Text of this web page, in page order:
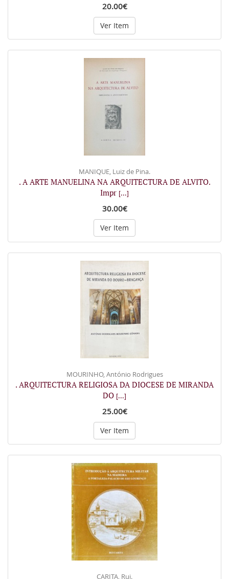
20.00€
Ver Item
MANIQUE, Luiz de Pina.
. A ARTE MANUELINA NA ARQUITECTURA DE ALVITO.
Impr [...]
30.00€
Ver Item
MOURINHO, António Rodrigues
. ARQUITECTURA RELIGIOSA DA DIOCESE DE MIRANDA
DO [...]
25.00€
Ver Item
CARITA, Rui.